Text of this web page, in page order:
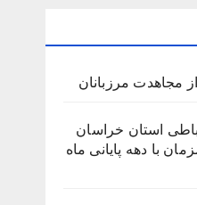
مجاهدت مرزبانان
استان خراسان
با دهه پایانی ماه